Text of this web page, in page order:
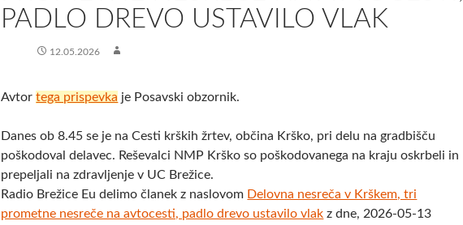
PADLO DREVO USTAVILO VLAK
12.05.2026
Avtortega prispevka je Posavski obzornik.
Danes ob 8.45 se je na Cesti krških žrtev, občina Krško, pri delu na gradbišču
poškodoval delavec. Reševalci NMP Krško so poškodovanega na kraju oskrbeli in
prepeljali na zdravljenje v UC Brežice.
Radio Brežice Eu delimo članek z naslovom Delovna nesreča v Krškem, tri
prometne nesreče na avtocesti, padlo drevo ustavilo vlak z dne, 2026-05-13